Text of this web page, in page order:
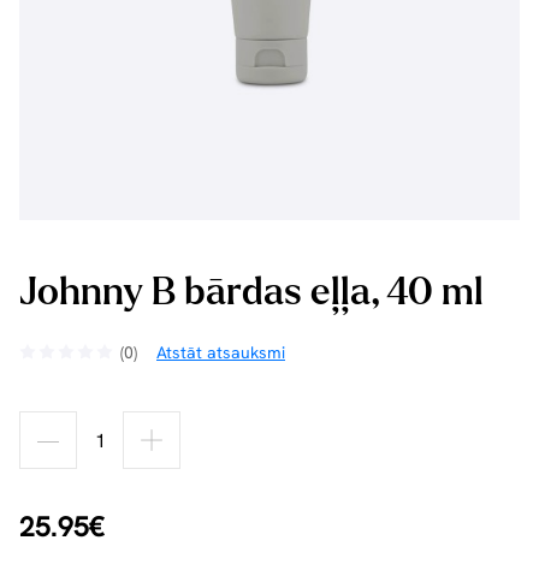
Johnny B bārdas eļļa, 40 ml
(0) Atstāt atsauksmi
25.95€